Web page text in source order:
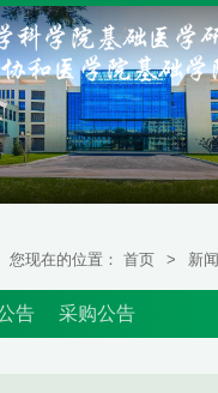
您现在的位置： 首页 > 新
告 采购公告